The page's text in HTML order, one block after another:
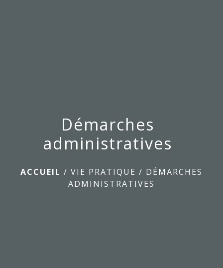
Démarches
administratives
ACCUEIL / VIE PRATIQUE / DÉMARCHES
ADMINISTRATIVES